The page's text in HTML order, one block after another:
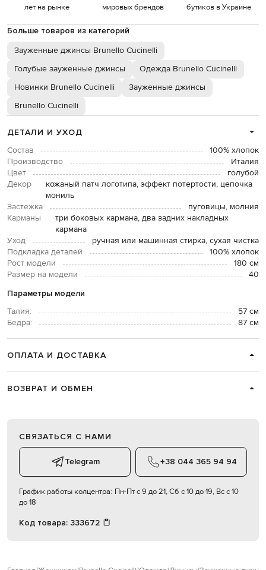
лет на рынке мировых брендов бутиков в Украине
Больше товаров из категорий
Зауженные джинсы Brunello Cucinelli
Голубые зауженные джинсы
Одежда Brunello Cucinelli
Новинки Brunello Cucinelli
Зауженные джинсы
Brunello Cucinelli
ДЕТАЛИ И УХОД
Состав
100% хлопок
Производство
Италия
Цвет
голубой
Декор
кожаный патч логотипа, эффект потертости, цепочка
мониль
Застежка
пуговицы, молния
Карманы
три боковых кармана, два задних накладных
кармана
Уход
ручная или машинная стирка, сухая чистка
Подкладка деталей
100% хлопок
Рост модели
180 см
Размер на модели
40
Параметры модели
Талия:
57 см
Бедра:
87 см
ОПЛАТА И ДОСТАВКА
ВОЗВРАТ И ОБМЕН
СВЯЗАТЬСЯ С НАМИ
Telegram +38 044 365 94 94
График работы колцентра: Пн-Пт с 9 до 21, Сб с 10 до 19, Вс с 10
до 18
Код товара: 333672